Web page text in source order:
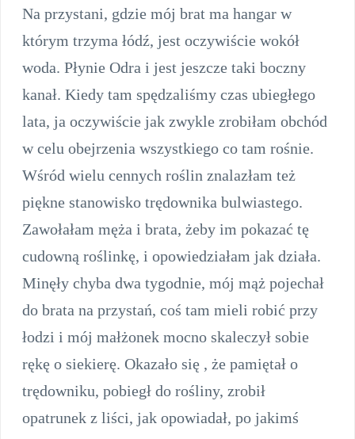
Na przystani, gdzie mój brat ma hangar w
którym trzyma łódź, jest oczywiście wokół
woda. Płynie Odra i jest jeszcze taki boczny
kanał. Kiedy tam spędzaliśmy czas ubiegłego
lata, ja oczywiście jak zwykle zrobiłam obchód
w celu obejrzenia wszystkiego co tam rośnie.
Wśród wielu cennych roślin znalazłam też
piękne stanowisko trędownika bulwiastego.
Zawołałam męża i brata, żeby im pokazać tę
cudowną roślinkę, i opowiedziałam jak działa.
Minęły chyba dwa tygodnie, mój mąż pojechał
do brata na przystań, coś tam mieli robić przy
łodzi i mój małżonek mocno skaleczył sobie
rękę o siekierę. Okazało się , że pamiętał o
trędowniku, pobiegł do rośliny, zrobił
opatrunek z liści, jak opowiadał, po jakimś